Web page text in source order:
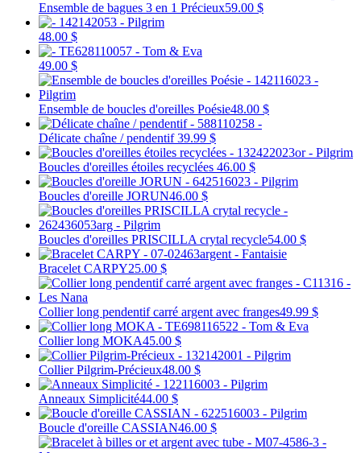
Ensemble de bagues 3 en 1 Précieux59.00 $
48.00 $
49.00 $
Ensemble de boucles d'oreilles Poésie48.00 $
Délicate chaîne / pendentif39.99 $
Boucles d'oreilles étoiles recyclées 46.00 $
Boucles d'oreille JORUN46.00 $
Boucles d'oreilles PRISCILLA crytal recycle54.00 $
Bracelet CARPY25.00 $
Collier long pendentif carré argent avec franges49.99 $
Collier long MOKA45.00 $
Collier Pilgrim-Précieux48.00 $
Anneaux Simplicité44.00 $
Boucle d'oreille CASSIAN46.00 $